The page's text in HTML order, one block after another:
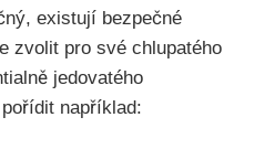
existují bezpečné
zvolit pro své chlupatého
jedovatého
například: